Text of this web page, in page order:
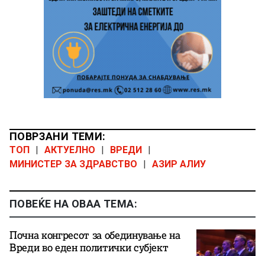
ПОВРЗАНИ ТЕМИ:
ТОП АКТУЕЛНО ВРЕДИ
МИНИСТЕР ЗА ЗДРАВСТВО
АЗИР АЛИУ
ПОВЕЌЕ НА ОВАА ТЕМА:
Почна конгресот за обединување на
Вреди во еден политички субјект